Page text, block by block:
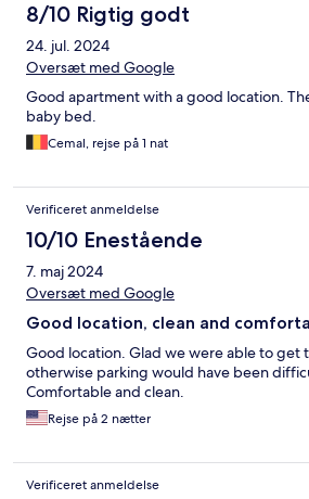
8/10 Rigtig godt
24. jul. 2024
Oversæt med Google
Good apartment with a good location.
baby bed.
Cemal, rejse på 1 nat
Verificeret anmeldelse
10/10 Enestående
7. maj 2024
Oversæt med Google
Good location, clean and
Good location. Glad we were able to get
otherwise parking would have been
Comfortable and clean.
Rejse på 2 nætter
Verificeret anmeldelse